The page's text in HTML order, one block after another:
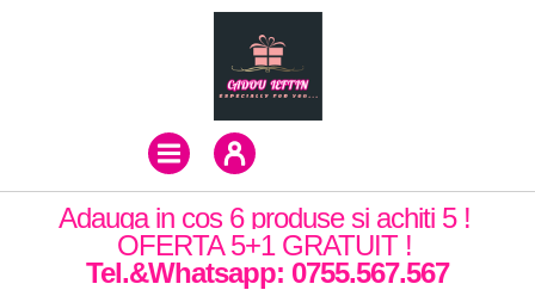
Adauga in cos 6 produse si achiti 5 !
OFERTA 5+1 GRATUIT !
Tel.&Whatsapp: 0755.567.567